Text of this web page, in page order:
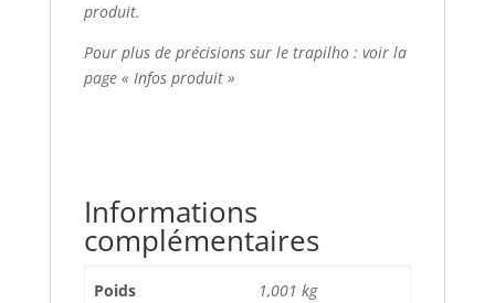
produit.
Pour plus de précisions sur le trapilho : voir la
page « Infos produit »
Informations
complémentaires
Poids 1,001 kg